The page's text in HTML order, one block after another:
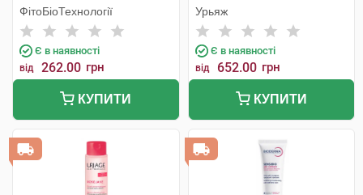
ФітоБіоТехнології
Є в наявності
від 262.00 грн
КУПИТИ
флакон
Урьяж
Є в наявності
від 652.00 грн
КУПИТИ